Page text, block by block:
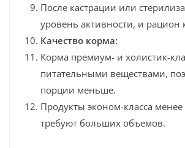
После кастрации или
уровень активности, и рацион
Качество корма:
Корма премиум- и холистик-
питательными веществами,
порции меньше.
Продукты эконом-класса
требуют больших объемов.